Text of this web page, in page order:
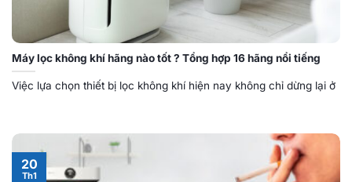
Máy lọc không khí hãng nào tốt ? Tổng hợp 16 hãng nổi tiếng
Việc lựa chọn thiết bị lọc không khí hiện nay không chỉ dừng lại ở
20
Th1